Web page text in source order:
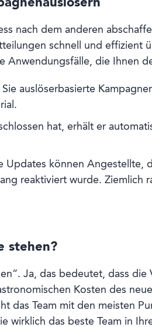
nach dem anderen
schnell und effizient
Anwendungsfälle, die Ihnen
auslöserbasierte
hat, erhält er
können Angestellte,
reaktiviert wurde. Ziemlich
stehen?
Ja, das bedeutet, dass die
Kosten des
das Team mit den meisten
wirklich das beste Team in